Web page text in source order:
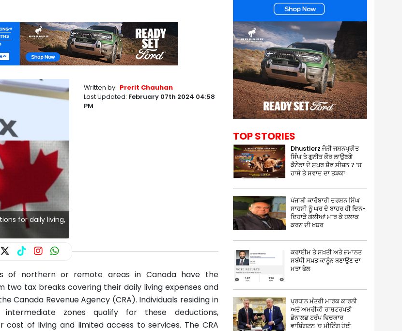
for daily living,
Written by: Prerit Chauhan
Last Updated: February 07th 2024 04:58
PM
of northern or remote areas in Canada have the
tax breaks covering their daily living expenses and
Canada Revenue Agency (CRA). Individuals residing in
zones qualify for these deductions,
cost of living and limited access to services. The CRA
TOP STORIES
Dhustlerz ਜੋੜੀ ਜਸ਼ਨਪ੍ਰੀਤ
ਸਿੰਘ ਤੇ ਗੁਨੀਤ ਕੌਰ ਲਾਉਣਗੇ
ਕੈਨੇਡਾ ਦੇ ਸੁਪਰ ਸ਼ੈਫ ਸੀਜ਼ਨ 7 ‘ਚ
ਹਾਸੇ ਤੇ ਸਵਾਦ ਦਾ ਤੜਕਾ
ਪੰਜਾਬੀ ਕਾਰੋਬਾਰੀ ਦਰਸ਼ਨ ਸਿੰਘ
ਸਾਹਸੀ ਨੂੰ ਘਰ ਦੇ ਬਾਹਰ ਹੀ ਦਿਨ-
ਦਿਹਾੜੇ ਗੋਲੀਆਂ ਮਾਰ ਕੇ ਹਲਾਕ
ਕਰਨ ਦੀ ਖ਼ਬਰ
ਕਰਾਈਮ ਤੇ ਸਖ਼ਤੀ ਅਤੇ ਜ਼ਮਾਨਤ
ਸਬੰਧੀ ਸਖ਼ਤ ਕਾਨੂੰਨ ਬਣਾਉਣ ਦਾ
ਮਤਾ ਫੇਲ
ਪ੍ਰਧਾਨ ਮੰਤਰੀ ਮਾਰਕ ਕਾਰਨੀ
ਅਤੇ ਅਮਰੀਕੀ ਰਾਸ਼ਟਰਪਤੀ
ਡੋਨਾਲਡ ਟਰੰਪ ਵਿਚਕਾਰ
ਵਾਸ਼ਿੰਗਟਨ ‘ਚ ਮੀਟਿੰਗ ਹੋਈ